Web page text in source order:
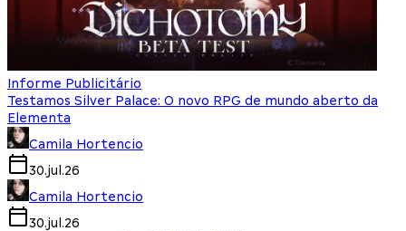
Informe Publicitário
Testamos Silver Palace: O novo RPG de mundo aberto da
Elementa
Camila Hortencio
30.jul.26
Camila Hortencio
30.jul.26